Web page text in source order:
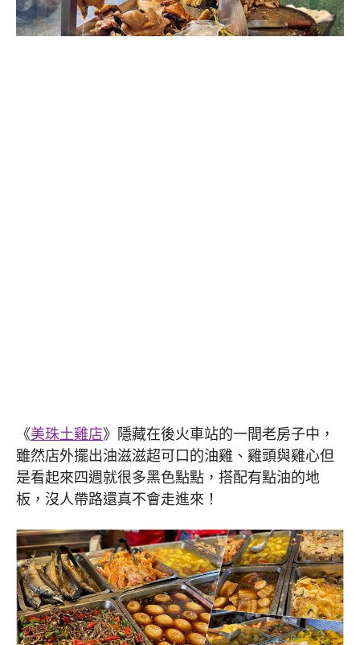
《美珠土雞店》隱藏在後火車站的一間老房子中，
雖然店外擺出油滋滋超可口的油雞、雞頭與雞心但
是看起來四週就很多黑色點點，搭配有點油的地
板，沒人帶路還真不會走進來！